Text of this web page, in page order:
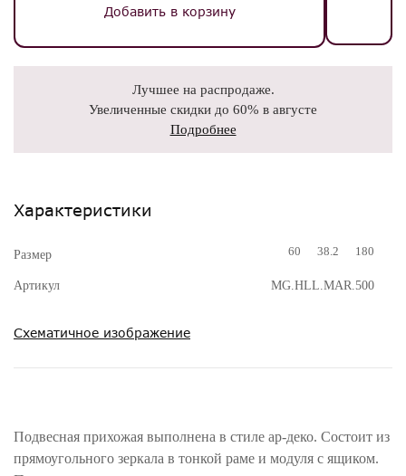
Добавить в корзину
Лучшее на распродаже.
Увеличенные скидки до 60% в августе
Подробнее
Характеристики
Размер 60 38.2 180
Артикул MG.HLL.MAR.500
Схематичное изображение
Подвесная прихожая выполнена в стиле ар-деко. Состоит из
прямоугольного зеркала в тонкой раме и модуля с ящиком.